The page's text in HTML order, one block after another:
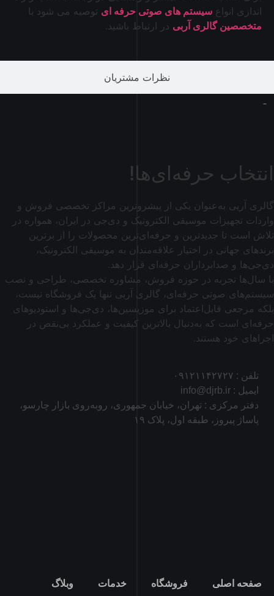
نظرات مشتریان
اندازی انواع سیستم های صوتی حرفه ای توصیه می شود با
متخصصین گالری آربی در ارتباط باشید.
انتخاب حرفه‌ای‌ها!
گالری آربی به‌عنوان یکی از پیشروترین مراکز تخصصی فروش و
واردات تجهیزات موسیقی الکترونیک و دی‌جی در ایران، همواره در
تلاش است تا جدیدترین و حرفه‌ای‌ترین محصولات را از برترین
برندهای جهانی در اختیار علاقه‌مندان به موسیقی الکترونیک،
دی‌جی‌ها و صدابرداران حرفه‌ای قرار دهد.
با سال‌ها تجربه در حوزه فروش، مشاوره تخصصی، طراحی و نصب
سیستم‌های صوتی حرفه‌ای، گالری آربی تنها یک فروشگاه نیست،
بلکه مرجعی قابل‌اعتماد برای موزیسین‌ها، دی‌جی‌ها و استودیوهای
حرفه‌ای است که به‌دنبال بالاترین کیفیت و عملکرد بی‌نقص در
اجراهای خود هستند.
تلفن : ۰۹۱۲۱۱۴۲۷۲۷
ایمیل : info@djrb.ir
دفتر مرکزی : تهران، خیابان جمهوری، روبه‌روی بازار چارسو،
پاساژ پیروز، طبقه اول، پلاک ۱۹
صفحه اصلی فروشگاه خدمات وبلاگ